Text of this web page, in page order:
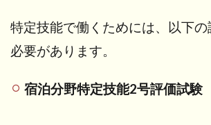
特定技能で働くためには、以下
必要があります。
宿泊分野特定技能2号評価試験